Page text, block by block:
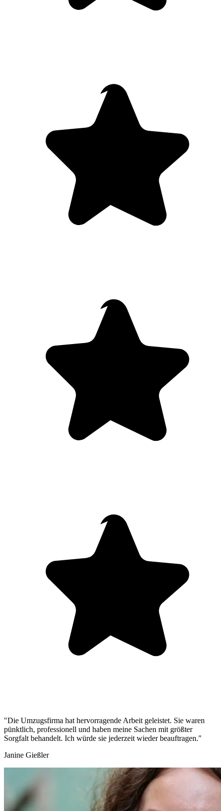
"Die Umzugsfirma hat hervorragende Arbeit geleistet. Sie waren
pünktlich, professionell und haben meine Sachen mit größter
Sorgfalt behandelt. Ich würde sie jederzeit wieder beauftragen."
Janine Gießler